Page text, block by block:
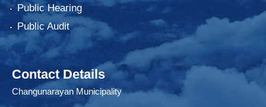
Public Hearing
Public Audit
Contact Details
Changunarayan Municipality